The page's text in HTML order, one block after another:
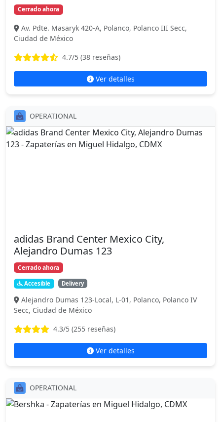
Cerrado ahora
Av. Pdte. Masaryk 420-A, Polanco, Polanco III Secc,
Ciudad de México
4.7/5 (38 reseñas)
Ver detalles
OPERATIONAL
adidas Brand Center Mexico City,
Alejandro Dumas 123
Cerrado ahora
Accesible Delivery
Alejandro Dumas 123-Local, L-01, Polanco, Polanco IV
Secc, Ciudad de México
4.3/5 (255 reseñas)
Ver detalles
OPERATIONAL